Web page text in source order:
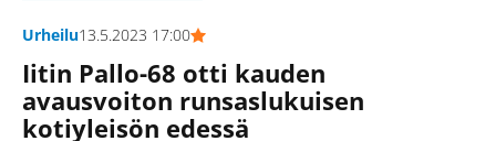
Urheilu13.5.2023 17:00
Iitin Pallo-68 otti kauden
avausvoiton runsaslukuisen
kotiyleisön edessä